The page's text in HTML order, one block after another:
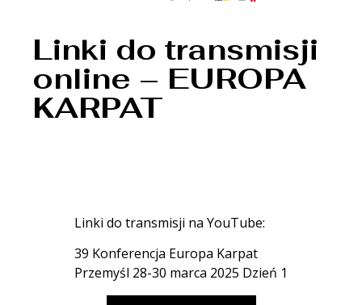
Linki do transmisji
online – EUROPA
KARPAT
Linki do transmisji na YouTube:
39 Konferencja Europa Karpat
Przemyśl 28-30 marca 2025 Dzień 1